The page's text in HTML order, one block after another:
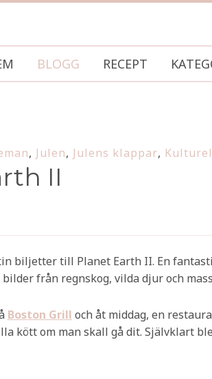
BLOGG RECEPT
, Julen, Julens klappar,
II
biljetter till Planet Earth II. En
från regnskog, vilda djur och
Boston Grill och åt middag, en
kött om man skall gå dit. Självklart